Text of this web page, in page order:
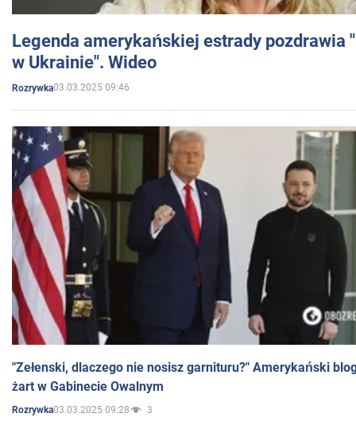
Legenda amerykańskiej estrady pozdrawia
w Ukrainie". Wideo
Rozrywka03.03.2025 09:46
"Zełenski, dlaczego nie nosisz garnituru?" Amerykański
żart w Gabinecie Owalnym
Rozrywka03.03.2025 09:28 3